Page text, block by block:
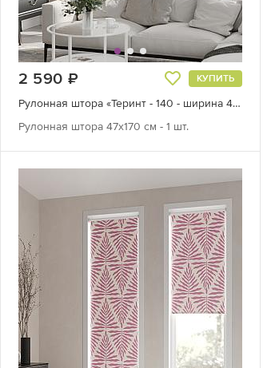
2 590 КУПИТЬ
Рулонная штора «Теринт - 140 - ширина 47 см»
Рулонная штора 47х170 см - 1 шт.